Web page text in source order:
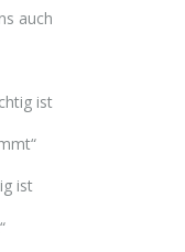
auch
ist
ist